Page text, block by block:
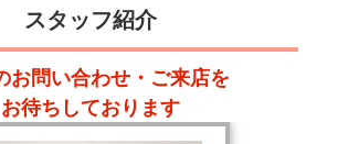
スタッフ紹介
お問い合わせ・ご来店を
お待ちしております